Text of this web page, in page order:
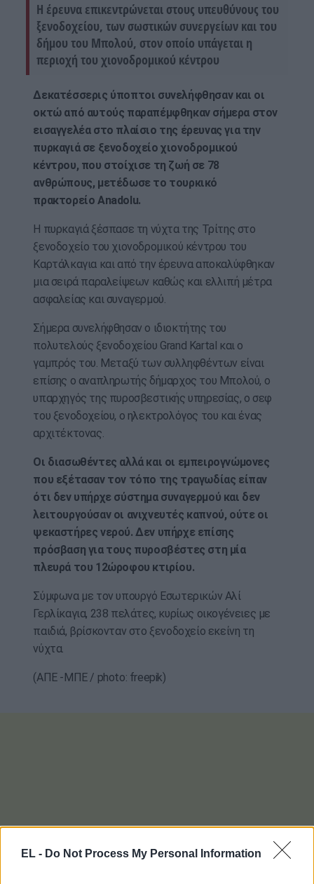
EL - Do Not Process My Personal Information
Η έρευνα επικεντρώνεται στους υπευθύνους του
ξενοδοχείου, των σωστικών συνεργείων και του
δήμου του Μπολού, στον οποίο υπάγεται η
περιοχή του χιονοδρομικού κέντρου
Δεκατέσσερις ύποπτοι συνελήφθησαν και οι
οκτώ από αυτούς παραπέμφθηκαν σήμερα στον
εισαγγελέα στο πλαίσιο της έρευνας για την
πυρκαγιά σε ξενοδοχείο χιονοδρομικού
κέντρου, που στοίχισε τη ζωή σε 78
ανθρώπους, μετέδωσε το τουρκικό
πρακτορείο Anadolu.
Η πυρκαγιά ξέσπασε τη νύχτα της Τρίτης στο
ξενοδοχείο του χιονοδρομικού κέντρου του
Καρτάλκαγια και από την έρευνα αποκαλύφθηκαν
μια σειρά παραλείψεων καθώς και ελλιπή μέτρα
ασφαλείας και συναγερμού.
Σήμερα συνελήφθησαν ο ιδιοκτήτης του
πολυτελούς ξενοδοχείου Grand Kartal και ο
γαμπρός του. Μεταξύ των συλληφθέντων είναι
επίσης ο αναπληρωτής δήμαρχος του Μπολού, ο
υπαρχηγός της πυροσβεστικής υπηρεσίας, ο σεφ
του ξενοδοχείου, ο ηλεκτρολόγος του και ένας
αρχιτέκτονας.
Οι διασωθέντες αλλά και οι εμπειρογνώμονες
που εξέτασαν τον τόπο της τραγωδίας είπαν
ότι δεν υπήρχε σύστημα συναγερμού και δεν
λειτουργούσαν οι ανιχνευτές καπνού, ούτε οι
ψεκαστήρες νερού. Δεν υπήρχε επίσης
πρόσβαση για τους πυροσβέστες στη μία
πλευρά του 12ώροφου κτιρίου.
Σύμφωνα με τον υπουργό Εσωτερικών Αλί
Γερλίκαγια, 238 πελάτες, κυρίως οικογένειες με
παιδιά, βρίσκονταν στο ξενοδοχείο εκείνη τη
νύχτα.
(ΑΠΕ -ΜΠΕ / photo: freepik)